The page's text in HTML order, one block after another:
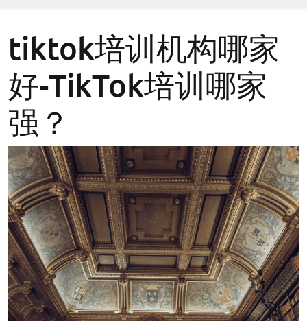
tiktok培训机构哪家
好-TikTok培训哪家
强？